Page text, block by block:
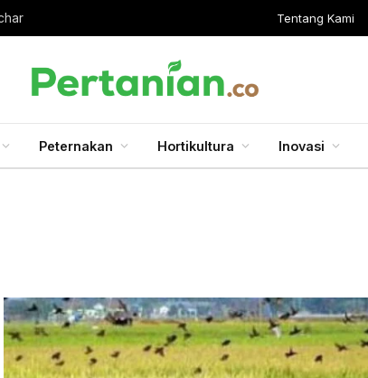
Tentang Kami
Peternakan Hortikultura Inovasi